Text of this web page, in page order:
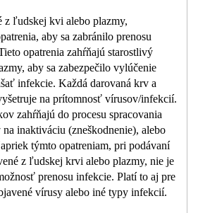
z ľudskej kvi alebo plazmy,
aby sa zabránilo prenosu
opatrenia zahŕňajú starostlivý
aby sa zabezpečilo vylúčenie
infekcie. Každá darovaná krv a
na prítomnosť vírusov/infekcií.
zahŕňajú do procesu spracovania
inaktiváciu (zneškodnenie), alebo
týmto opatreniam, pri podávaní
z ľudskej krvi alebo plazmy, nie je
prenosu infekcie. Platí to aj pre
vírusy alebo iné typy infekcií.